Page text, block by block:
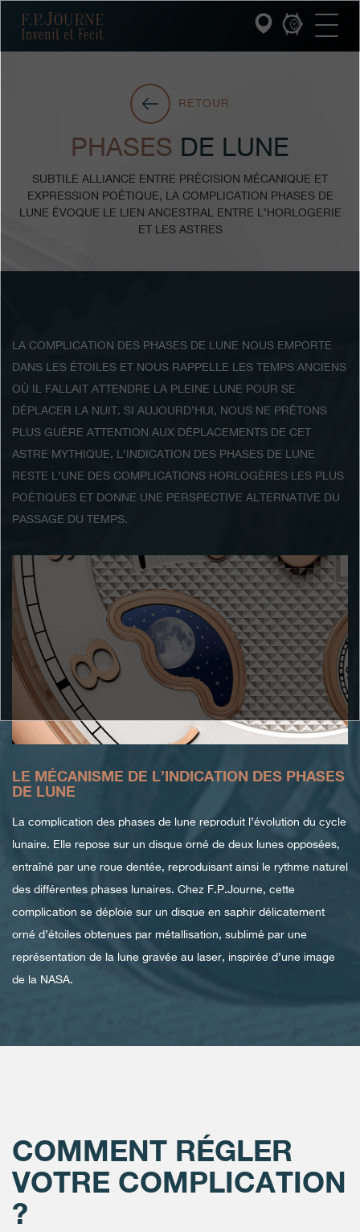
contenu
principal
page
recherche
F.P.JOURNE
L'UNIVERS F.P.JOURNE
SERVICE PATRIMOINE
SERVICE CLIENT
Catalogue
Contact
Search
Rechercher
RETOUR
PHASES DE LUNE
SUBTILE ALLIANCE ENTRE PRÉCISION MÉCANIQUE ET
EXPRESSION POÉTIQUE, LA COMPLICATION PHASES DE
LUNE ÉVOQUE LE LIEN ANCESTRAL ENTRE L’HORLOGERIE
ET LES ASTRES
LA COMPLICATION DES PHASES DE LUNE NOUS EMPORTE
DANS LES ÉTOILES ET NOUS RAPPELLE LES TEMPS ANCIENS
OÙ IL FALLAIT ATTENDRE LA PLEINE LUNE POUR SE
DÉPLACER LA NUIT. SI AUJOURD’HUI, NOUS NE PRÊTONS
PLUS GUÈRE ATTENTION AUX DÉPLACEMENTS DE CET
ASTRE MYTHIQUE, L’INDICATION DES PHASES DE LUNE
RESTE L’UNE DES COMPLICATIONS HORLOGÈRES LES PLUS
POÉTIQUES ET DONNE UNE PERSPECTIVE ALTERNATIVE DU
PASSAGE DU TEMPS.
LE MÉCANISME DE L’INDICATION DES PHASES
DE LUNE
La complication des phases de lune reproduit l’évolution du cycle
lunaire. Elle repose sur un disque orné de deux lunes opposées,
entraîné par une roue dentée, reproduisant ainsi le rythme naturel
des différentes phases lunaires. Chez F.P.Journe, cette
complication se déploie sur un disque en saphir délicatement
orné d’étoiles obtenues par métallisation, sublimé par une
représentation de la lune gravée au laser, inspirée d’une image
de la NASA.
COMMENT RÉGLER
VOTRE COMPLICATION
?